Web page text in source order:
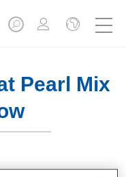
Pearl Mix